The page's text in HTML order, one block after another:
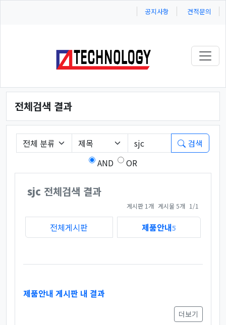
공지사항 견적문의
전체검색 결과
게시판 그룹선택
검색조건
검색어 필수
검색
AND
OR
sjc 전체검색 결과
게시판 1개 게시물 5개 1/1
페이지 열람 중
전체게시판 제품안내5
제품안내 게시판 내 결과
더보기